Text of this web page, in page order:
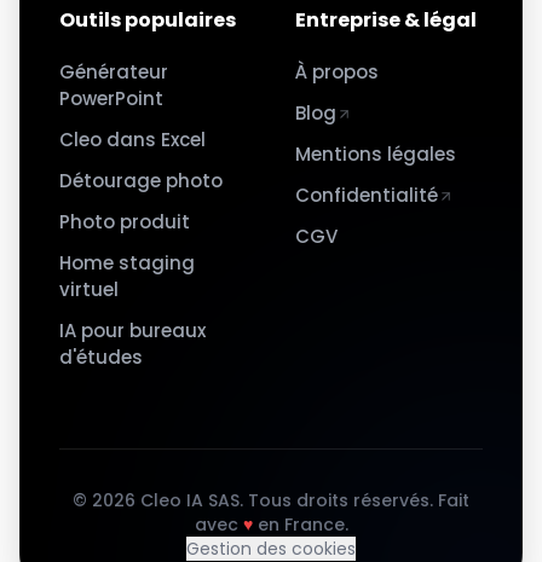
Outils populaires
Générateur
PowerPoint
Cleo dans Excel
Détourage photo
Photo produit
Home staging
virtuel
IA pour bureaux
d'études
Entreprise & légal
À propos
Blog
Mentions légales
Confidentialité
CGV
© 2026 Cleo IA SAS. Tous droits réservés. Fait
avec ♥en France.
Gestion des cookies